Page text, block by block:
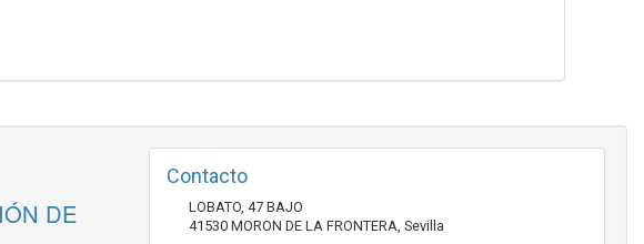
DE
Contacto
LOBATO, 47 BAJO
41530 MORON DE LA FRONTERA, Sevilla